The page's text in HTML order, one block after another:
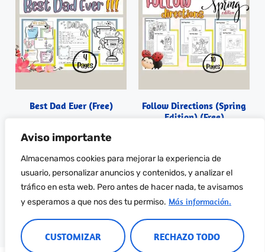
Aviso importante
Almacenamos cookies para mejorar la experiencia de
usuario, personalizar anuncios y contenidos, y analizar el
tráfico en esta web. Pero antes de hacer nada, te avisamos
y esperamos a que nos des tu permiso. Más información.
CUSTOMIZAR RECHAZO TODO
Best Dad Ever (Free)
Follow Directions (Spring
Edition) (Free)
Descargar PDF